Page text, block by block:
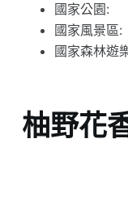
國家公園:
國家風景區:
國家森林遊
柚野花